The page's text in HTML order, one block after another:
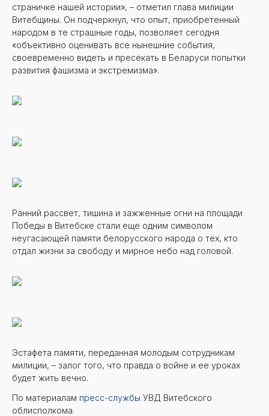
страничке нашей истории», – отметил глава милиции
Витебщины. Он подчеркнул, что опыт, приобретенный
народом в те страшные годы, позволяет сегодня
«объективно оценивать все нынешние события,
своевременно видеть и пресекать в Беларуси попытки
развития фашизма и экстремизма».
Ранний рассвет, тишина и зажженные огни на площади
Победы в Витебске стали еще одним символом
неугасающей памяти белорусского народа о тех, кто
отдал жизни за свободу и мирное небо над головой.
Эстафета памяти, переданная молодым сотрудникам
милиции, – залог того, что правда о войне и ее уроках
будет жить вечно.
По материалам пресс-службы УВД Витебского
облисполкома.